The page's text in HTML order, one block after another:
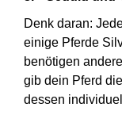
Denk daran:
einige Pferde
benötigen
gib dein Pferd
dessen